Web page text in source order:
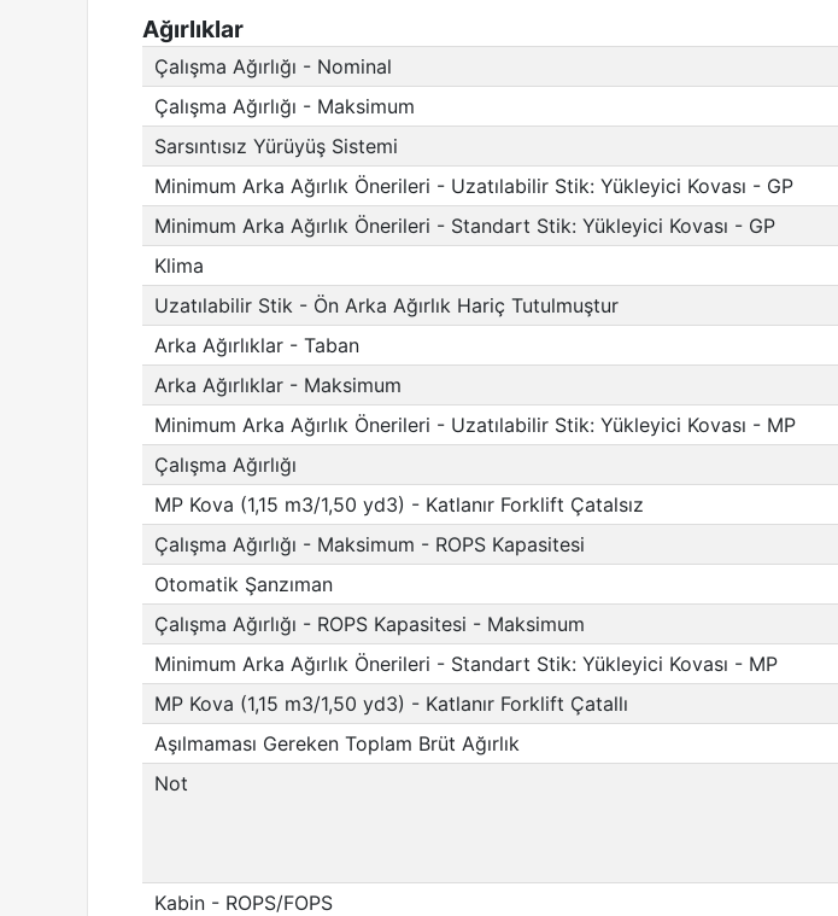
Ağırlıklar
Çalışma Ağırlığı - Nominal
Çalışma Ağırlığı - Maksimum
Sarsıntısız Yürüyüş Sistemi
Minimum Arka Ağırlık Önerileri - Uzatılabilir Stik: Yükleyici Kovası - GP
Minimum Arka Ağırlık Önerileri - Standart Stik: Yükleyici Kovası - GP
Klima
Uzatılabilir Stik - Ön Arka Ağırlık Hariç Tutulmuştur
Arka Ağırlıklar - Taban
Arka Ağırlıklar - Maksimum
Minimum Arka Ağırlık Önerileri - Uzatılabilir Stik: Yükleyici Kovası - MP
Çalışma Ağırlığı
MP Kova (1,15 m3/1,50 yd3) - Katlanır Forklift Çatalsız
Çalışma Ağırlığı - Maksimum - ROPS Kapasitesi
Otomatik Şanzıman
Çalışma Ağırlığı - ROPS Kapasitesi - Maksimum
Minimum Arka Ağırlık Önerileri - Standart Stik: Yükleyici Kovası - MP
MP Kova (1,15 m3/1,50 yd3) - Katlanır Forklift Çatallı
Aşılmaması Gereken Toplam Brüt Ağırlık
Not
Kabin - ROPS/FOPS